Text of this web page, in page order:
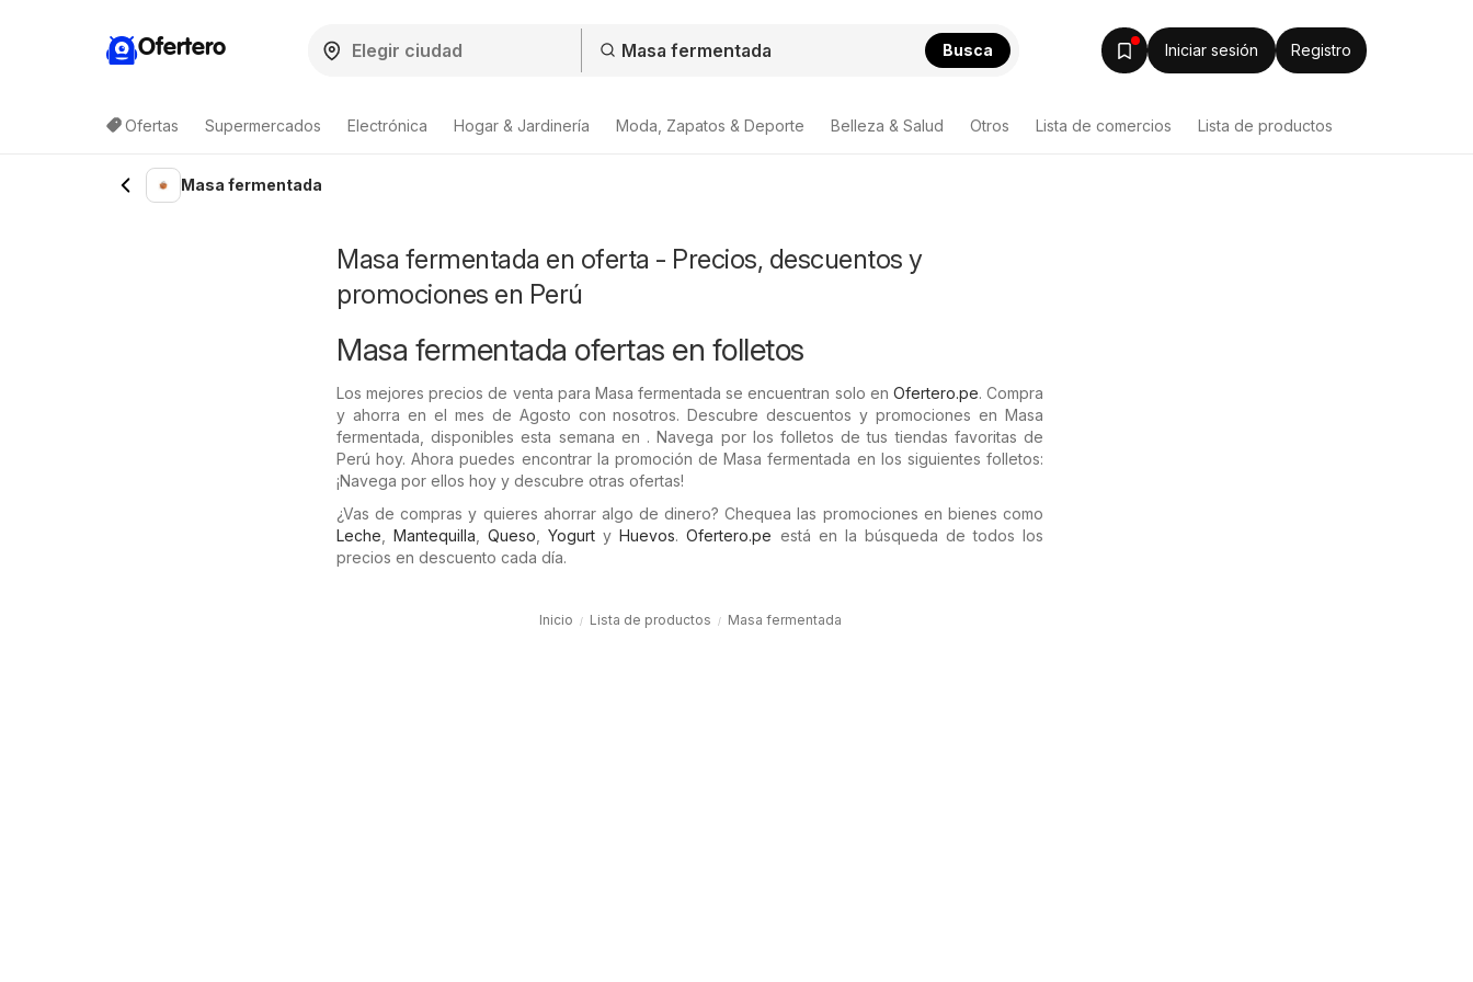
Ofertero Busca Iniciar sesión Registro
Ofertas Supermercados Electrónica Hogar & Jardinería Moda, Zapatos & Deporte Belleza & Salud Otros Lista de comercios Lista de productos
Masa fermentada
Masa fermentada en oferta - Precios, descuentos y
promociones en Perú
Masa fermentada ofertas en folletos
Los mejores precios de venta para Masa fermentada se encuentran solo en Ofertero.pe. Compra
y ahorra en el mes de Agosto con nosotros. Descubre descuentos y promociones en Masa
fermentada, disponibles esta semana en . Navega por los folletos de tus tiendas favoritas de
Perú hoy. Ahora puedes encontrar la promoción de Masa fermentada en los siguientes folletos:
¡Navega por ellos hoy y descubre otras ofertas!
¿Vas de compras y quieres ahorrar algo de dinero? Chequea las promociones en bienes como
Leche ,Mantequilla ,Queso ,Yogurt yHuevos.Ofertero.pe está en la búsqueda de todos los
precios en descuento cada día.
Inicio Lista de productos Masa fermentada